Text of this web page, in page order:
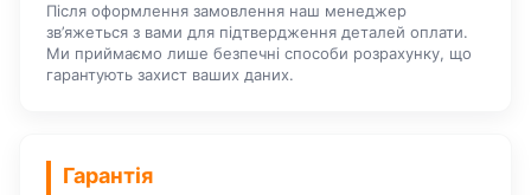
Після оформлення замовлення наш менеджер
зв’яжеться з вами для підтвердження деталей оплати.
Ми приймаємо лише безпечні способи розрахунку, що
гарантують захист ваших даних.
Гарантія